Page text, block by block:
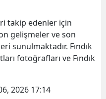
takip edenler için
gelişmeler ve son
sunulmaktadır. Fındık
fotoğrafları ve Fındık
2026 17:14